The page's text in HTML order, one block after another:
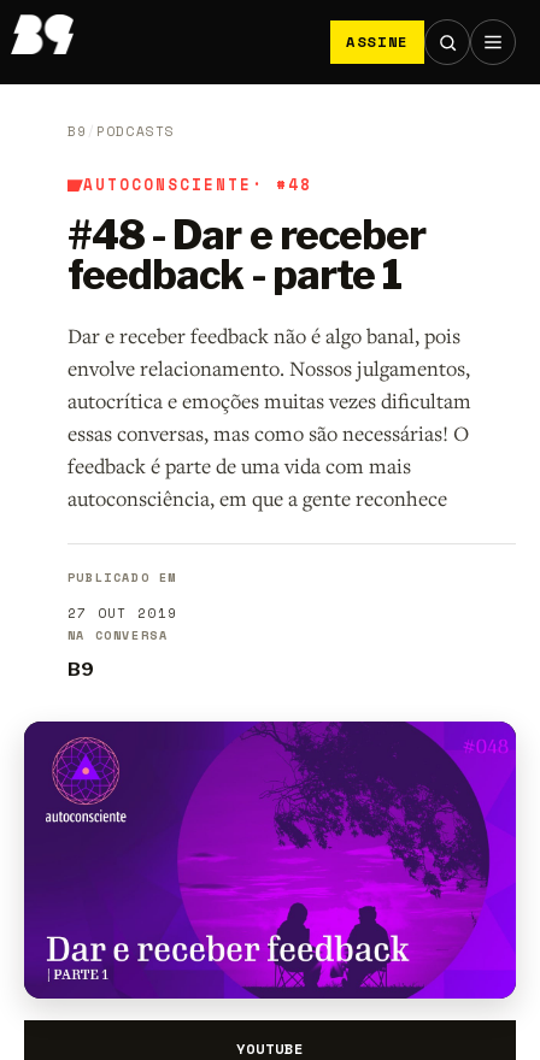
ASSINE
B9 / PODCASTS
AUTOCONSCIENTE · #48
#48 - Dar e receber
feedback - parte 1
Dar e receber feedback não é algo banal, pois
envolve relacionamento. Nossos julgamentos,
autocrítica e emoções muitas vezes dificultam
essas conversas, mas como são necessárias! O
feedback é parte de uma vida com mais
autoconsciência, em que a gente reconhece
PUBLICADO EM
27 OUT 2019
NA CONVERSA
B9
YOUTUBE